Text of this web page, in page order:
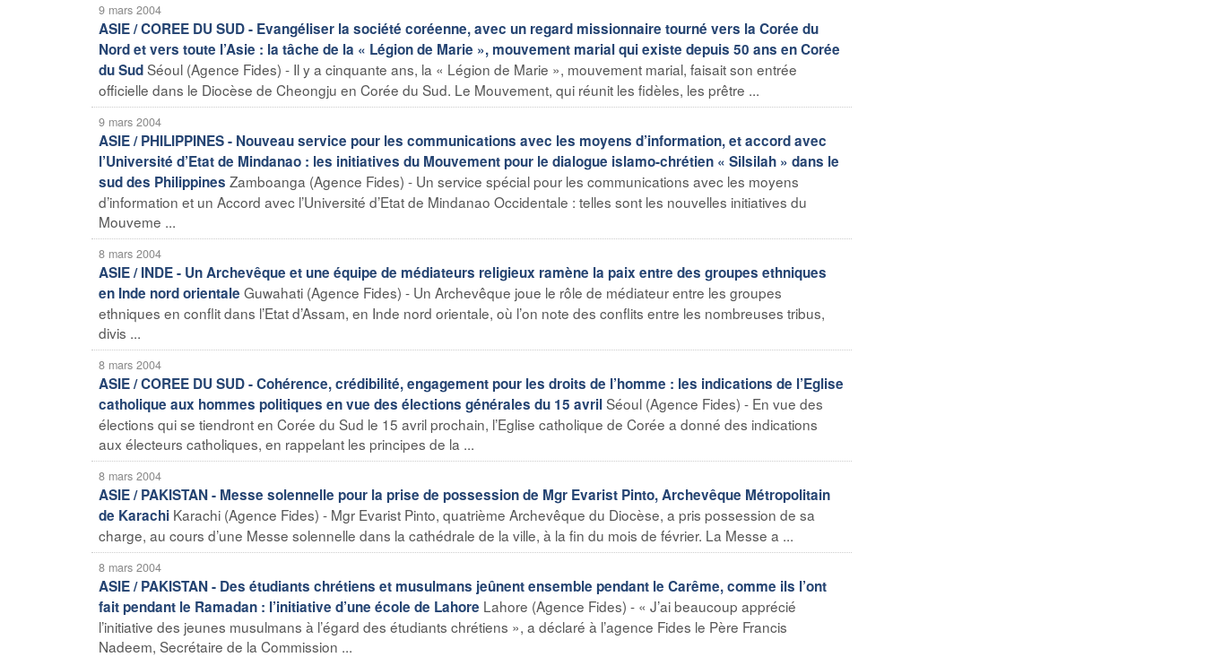
9 mars 2004
ASIE / COREE DU SUD - Evangéliser la société coréenne, avec un regard missionnaire tourné vers la Corée du
Nord et vers toute l’Asie : la tâche de la « Légion de Marie », mouvement marial qui existe depuis 50 ans en Corée
du SudSéoul (Agence Fides) - Il y a cinquante ans, la « Légion de Marie », mouvement marial, faisait son entrée
officielle dans le Diocèse de Cheongju en Corée du Sud. Le Mouvement, qui réunit les fidèles, les prêtre ...
9 mars 2004
ASIE / PHILIPPINES - Nouveau service pour les communications avec les moyens d’information, et accord avec
l’Université d’Etat de Mindanao : les initiatives du Mouvement pour le dialogue islamo-chrétien « Silsilah » dans le
sud des Philippines Zamboanga (Agence Fides) - Un service spécial pour les communications avec les moyens
d’information et un Accord avec l’Université d’Etat de Mindanao Occidentale : telles sont les nouvelles initiatives du
Mouveme ...
8 mars 2004
ASIE / INDE - Un Archevêque et une équipe de médiateurs religieux ramène la paix entre des groupes ethniques
en Inde nord orientale Guwahati (Agence Fides) - Un Archevêque joue le rôle de médiateur entre les groupes
ethniques en conflit dans l’Etat d’Assam, en Inde nord orientale, où l’on note des conflits entre les nombreuses tribus,
divis ...
8 mars 2004
ASIE / COREE DU SUD - Cohérence, crédibilité, engagement pour les droits de l’homme : les indications de l’Eglise
catholique aux hommes politiques en vue des élections générales du 15 avrilSéoul (Agence Fides) - En vue des
élections qui se tiendront en Corée du Sud le 15 avril prochain, l’Eglise catholique de Corée a donné des indications
aux électeurs catholiques, en rappelant les principes de la ...
8 mars 2004
ASIE / PAKISTAN - Messe solennelle pour la prise de possession de Mgr Evarist Pinto, Archevêque Métropolitain
de Karachi Karachi (Agence Fides) - Mgr Evarist Pinto, quatrième Archevêque du Diocèse, a pris possession de sa
charge, au cours d’une Messe solennelle dans la cathédrale de la ville, à la fin du mois de février. La Messe a ...
8 mars 2004
ASIE / PAKISTAN - Des étudiants chrétiens et musulmans jeûnent ensemble pendant le Carême, comme ils l’ont
fait pendant le Ramadan : l’initiative d’une école de Lahore Lahore (Agence Fides) - « J’ai beaucoup apprécié
l’initiative des jeunes musulmans à l’égard des étudiants chrétiens », a déclaré à l’agence Fides le Père Francis
Nadeem, Secrétaire de la Commission ...